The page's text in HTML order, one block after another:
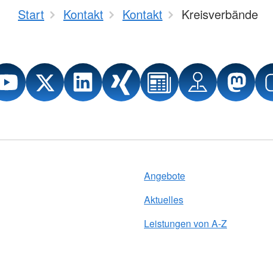
Start Kontakt Kontakt Kreisverbände
Angebote
Aktuelles
Leistungen von A-Z